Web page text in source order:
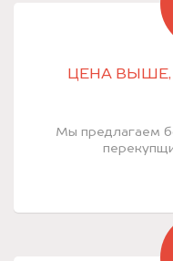
ЦЕНА
Мы предлагаем